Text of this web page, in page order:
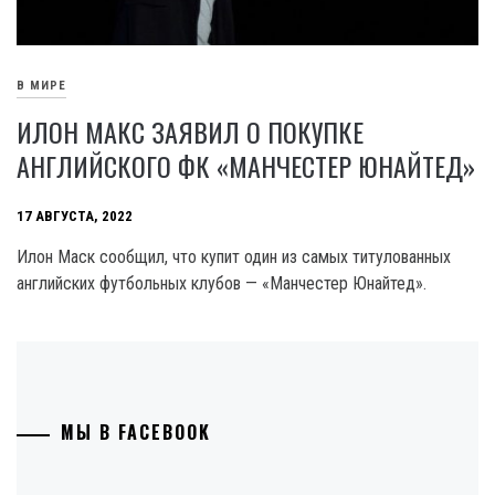
В МИРЕ
ИЛОН МАКС ЗАЯВИЛ О ПОКУПКЕ
АНГЛИЙСКОГО ФК «МАНЧЕСТЕР ЮНАЙТЕД»
17 АВГУСТА, 2022
Илон Маск сообщил, что купит один из самых титулованных
английских футбольных клубов — «Манчестер Юнайтед».
МЫ В FACEBOOK